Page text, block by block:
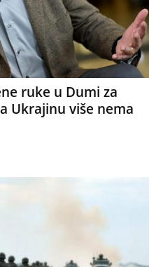
ruke u Dumi za
Ukrajinu više nema